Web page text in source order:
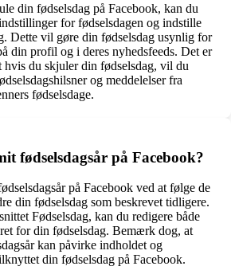
din fødselsdag på Facebook, kan du
for fødselsdagen og indstille
Dette vil gøre din fødselsdag usynlig for
din profil og i deres nyhedsfeeds. Det er
du skjuler din fødselsdag, vil du
og meddelelser fra
fødselsdage.
fødselsdagsår på Facebook?
på Facebook ved at følge de
din fødselsdag som beskrevet tidligere.
Fødselsdag, kan du redigere både
for din fødselsdag. Bemærk dog, at
kan påvirke indholdet og
din fødselsdag på Facebook.